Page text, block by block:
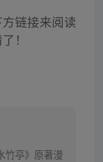
链接来阅读
！
竹亭》原著漫